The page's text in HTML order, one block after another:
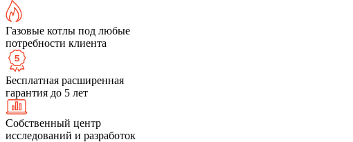
Газовые котлы под любые
потребности клиента
Бесплатная расширенная
гарантия до 5 лет
Собственный центр
исследований и разработок